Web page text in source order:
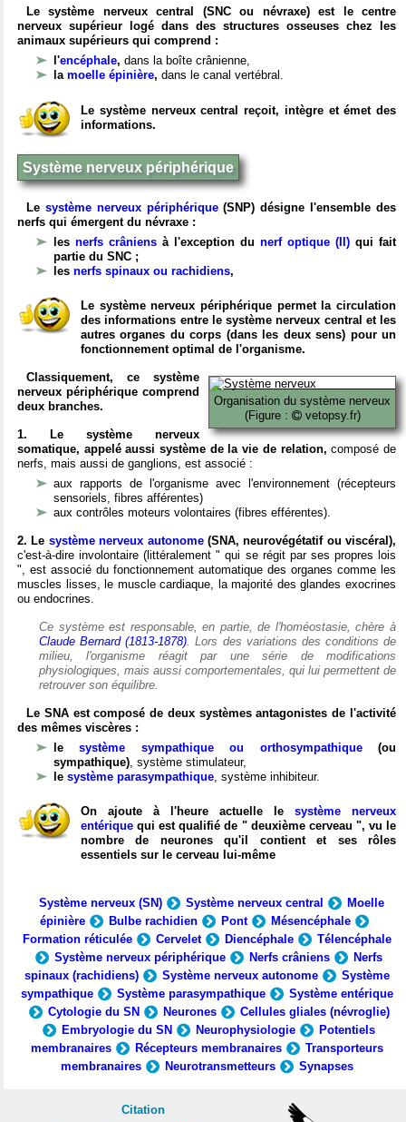
Le système nerveux central (SNC ou névraxe) est le centre
nerveux supérieur logé dans des structures osseuses chez les
animaux supérieurs qui comprend :
l'encéphale, dans la boîte crânienne,
la moelle épinière, dans le canal vertébral.
Le système nerveux central reçoit, intègre et émet des
informations.
Système nerveux périphérique
Le système nerveux périphérique(SNP) désigne l'ensemble des
nerfs qui émergent du névraxe :
les nerfs crâniens à l'exception du nerf optique (II) qui fait
partie du SNC ;
les nerfs spinaux ou rachidiens,
Le système nerveux périphérique permet la circulation
des informations entre le système nerveux central et les
autres organes du corps (dans les deux sens) pour un
fonctionnement optimal de l'organisme.
Organisation du système nerveux
(Figure :
vetopsy.fr)
Classiquement, ce système
nerveux périphérique comprend
deux branches.
1. Le système nerveux
somatique, appelé aussi système de la vie de relation, composé de
nerfs, mais aussi de ganglions, est associé :
aux rapports de l'organisme avec l'environnement (récepteurs
sensoriels, fibres afférentes)
aux contrôles moteurs volontaires (fibres efférentes).
2. Le système nerveux autonome(SNA, neurovégétatif ou viscéral),
c'est-à-dire involontaire (littéralement " qui se régit par ses propres lois
", est associé du fonctionnement automatique des organes comme les
muscles lisses, le muscle cardiaque, la majorité des glandes exocrines
ou endocrines.
Ce système est responsable, en partie, de l'homéostasie, chère à
Claude Bernard (1813-1878). Lors des variations des conditions de
milieu, l'organisme réagit par une série de modifications
physiologiques, mais aussi comportementales, qui lui permettent de
retrouver son équilibre.
Le SNA est composé de deux systèmes antagonistes de l'activité
des mêmes viscères :
lesystème sympathique ou orthosympathique(ou
sympathique), système stimulateur,
le système parasympathique, système inhibiteur.
On ajoute à l'heure actuelle le système nerveux
entérique qui est qualifié de " deuxième cerveau ", vu le
nombre de neurones qu'il contient et ses rôles
essentiels sur le cerveau lui-même
Système nerveux (SN) Système nerveux central
Moelle
épinière
Bulbe rachidien Pont
Mésencéphale
Formation réticulée
Cervelet Diencéphale
Télencéphale
Système nerveux périphérique
Nerfs crâniens
Nerfs
spinaux (rachidiens)
Système nerveux autonome
Système
sympathique
Système parasympathique
Système entérique
Cytologie du SN
Neurones
Cellules gliales (névroglie)
Embryologie du SN
Neurophysiologie
Potentiels
membranaires
Récepteurs membranaires
Transporteurs
membranaires
Neurotransmetteurs Synapses
Citation